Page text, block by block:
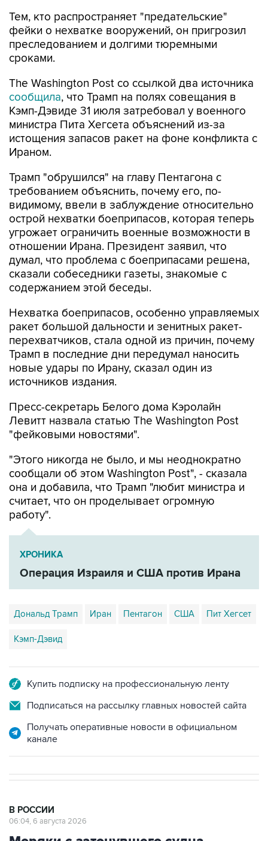
Тем, кто распространяет "предательские"
фейки о нехватке вооружений, он пригрозил
преследованием и долгими тюремными
сроками.
The Washington Post со ссылкой два источника
сообщила, что Трамп на полях совещания в
Кэмп-Дэвиде 31 июля затребовал у военного
министра Пита Хегсета объяснений из-за
истощения запасов ракет на фоне конфликта с
Ираном.
Трамп "обрушился" на главу Пентагона с
требованием объяснить, почему его, по-
видимому, ввели в заблуждение относительно
острой нехватки боеприпасов, которая теперь
угрожает ограничить военные возможности в
отношении Ирана. Президент заявил, что
думал, что проблема с боеприпасами решена,
сказали собеседники газеты, знакомые с
содержанием этой беседы.
Нехватка боеприпасов, особенно управляемых
ракет большой дальности и зенитных ракет-
перехватчиков, стала одной из причин, почему
Трамп в последние дни передумал наносить
новые удары по Ирану, сказал один из
источников издания.
Пресс-секретарь Белого дома Кэролайн
Левитт назвала статью The Washington Post
"фейковыми новостями".
"Этого никогда не было, и мы неоднократно
сообщали об этом Washington Post", - сказала
она и добавила, что Трамп "любит министра и
считает, что он проделывает огромную
работу".
ХРОНИКА
Операция Израиля и США против Ирана
Дональд Трамп Иран Пентагон США Пит Хегсет
Кэмп-Дэвид
Купить подписку на профессиональную ленту
Подписаться на рассылку главных новостей сайта
Получать оперативные новости в официальном
канале
В РОССИИ
06:04, 6 августа 2026